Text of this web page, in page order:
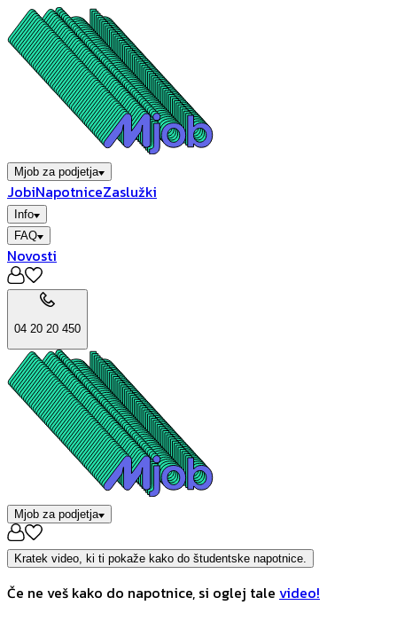
Mjob za podjetja
JobiNapotniceZaslužki
Info
FAQ
Novosti
04 20 20 450
Mjob za podjetja
Kratek video, ki ti pokaže kako do študentske napotnice.
Če ne veš kako do napotnice, si oglej tale video!